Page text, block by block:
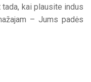
kai plausite indus
– Jums padės